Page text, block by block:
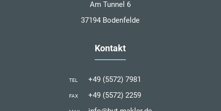
Am Tunnel 6
37194 Bodenfelde
Kontakt
TEL +49 (5572) 7981
FAX +49 (5572) 2259